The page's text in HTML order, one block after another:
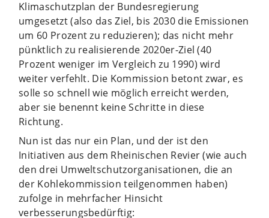
Klimaschutzplan der Bundesregierung
umgesetzt (also das Ziel, bis 2030 die Emissionen
um 60 Prozent zu reduzieren); das nicht mehr
pünktlich zu realisierende 2020er-Ziel (40
Prozent weniger im Vergleich zu 1990) wird
weiter verfehlt. Die Kommission betont zwar, es
solle so schnell wie möglich erreicht werden,
aber sie benennt keine Schritte in diese
Richtung.
Nun ist das nur ein Plan, und der ist den
Initiativen aus dem Rheinischen Revier (wie auch
den drei Umweltschutzorganisationen, die an
der Kohlekommission teilgenommen haben)
zufolge in mehrfacher Hinsicht
verbesserungsbedürftig: